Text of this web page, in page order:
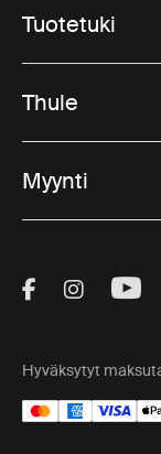
Tuotetuki
Thule
Myynti
Visit Thule
Visit
Hyväksytyt